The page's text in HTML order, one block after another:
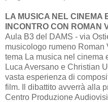
LA MUSICA NEL CINEMA
INCONTRO CON ROMAN
Aula B3 del DAMS - via
musicologo rumeno Roman
tema La musica nel cinema
Luca Aversano e Christian
vasta esperienza di
film. Il dibattito avverrà alla
Centro Produzione